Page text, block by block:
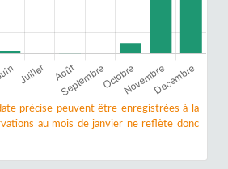
précise peuvent être enregistrées à la
au mois de janvier ne reflète donc